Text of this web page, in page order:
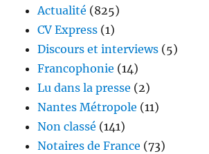
Actualité (825)
CV Express (1)
Discours et interviews (5)
Francophonie (14)
Lu dans la presse (2)
Nantes Métropole (11)
Non classé (141)
Notaires de France (73)